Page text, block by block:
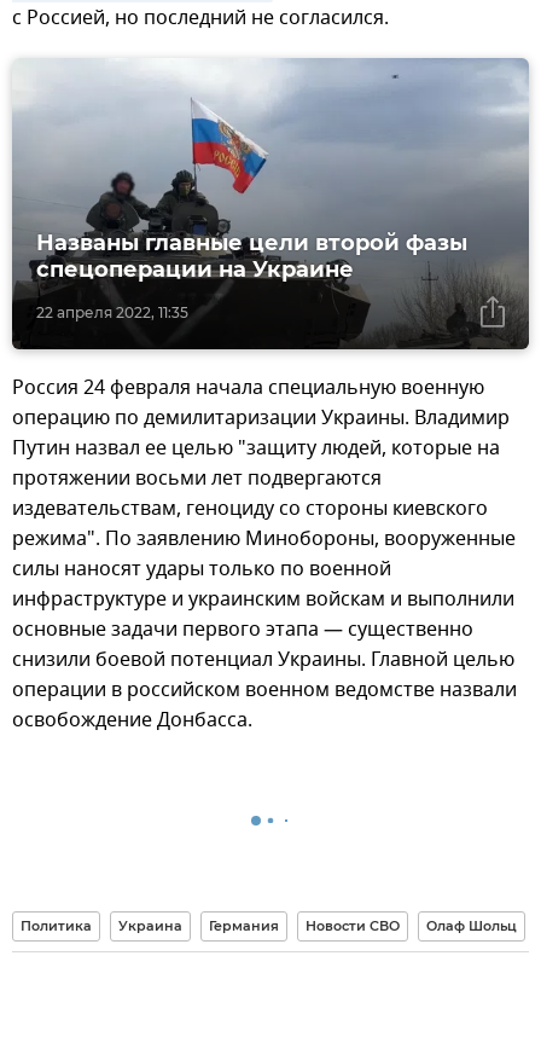
с Россией, но последний не согласился.
22 апреля 2022, 11:35
Названы главные цели второй фазы
спецоперации на Украине
Россия 24 февраля начала специальную военную
операцию по демилитаризации Украины. Владимир
Путин назвал ее целью "защиту людей, которые на
протяжении восьми лет подвергаются
издевательствам, геноциду со стороны киевского
режима". По заявлению Минобороны, вооруженные
силы наносят удары только по военной
инфраструктуре и украинским войскам и выполнили
основные задачи первого этапа — существенно
снизили боевой потенциал Украины. Главной целью
операции в российском военном ведомстве назвали
освобождение Донбасса.
Политика Украина Германия Новости СВО Олаф Шольц